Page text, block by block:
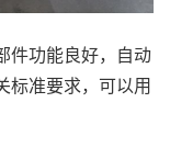
件功能良好，自动
标准要求，可以用